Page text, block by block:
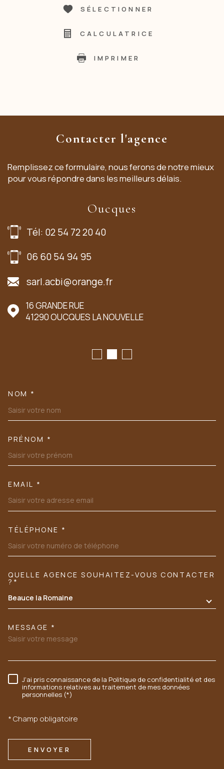
SÉLECTIONNER
CALCULATRICE
IMPRIMER
Contacter l'agence
Remplissez ce formulaire, nous ferons de notre mieux
pour vous répondre dans les meilleurs délais.
Oucques
Tél: 02 54 72 20 40
06 60 54 94 95
sarl.acbi@orange.fr
16 GRANDE RUE
41290 OUCQUES LA NOUVELLE
NOM *
PRÉNOM *
EMAIL *
TÉLÉPHONE *
TRAD_MELTEM_VOREDEMANDE
QUELLE AGENCE SOUHAITEZ-VOUS CONTACTER
?*
Beauce la Romaine
MESSAGE *
RÈGLEMENTATION
J'ai pris connaissance de la Politique de confidentialité et des
informations relatives au traitement de mes données
personnelles (*)
* Champ obligatoire
ENVOYER